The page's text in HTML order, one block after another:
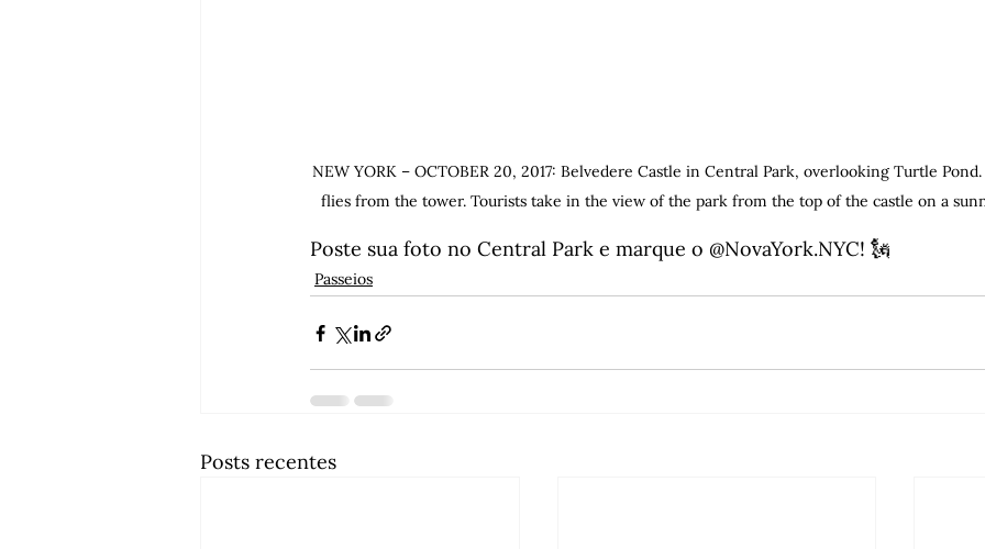
NEW YORK – OCTOBER 20, 2017: Belvedere Castle in Central Park, overlooking Turtle
flies from the tower. Tourists take in the view of the park from the top of the castle on a
Poste sua foto no Central Park e marque o @NovaYork.NYC! 🗽
Passeios
Posts recentes